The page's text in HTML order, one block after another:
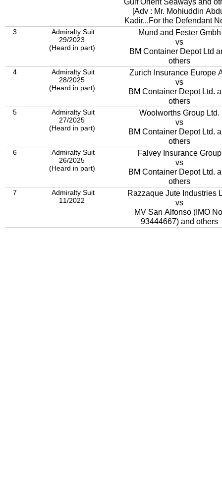
[Adv : Mr. Mohiuddin
Kadir...For the Defendant
3
Admiralty Suit
29/2023
(Heard in part)
Mund and Fester Gmbh
vs
BM Container Depot Ltd
others
4
Admiralty Suit
28/2025
(Heard in part)
Zurich Insurance Europe
vs
BM Container Depot Ltd.
others
5
Admiralty Suit
27/2025
(Heard in part)
Woolworths Group Ltd.
vs
BM Container Depot Ltd.
others
6
Admiralty Suit
26/2025
(Heard in part)
Falvey Insurance Group
vs
BM Container Depot Ltd.
others
7
Admiralty Suit
11/2022
Razzaque Jute Industries
vs
MV San Alfonso (IMO
93444667) and others